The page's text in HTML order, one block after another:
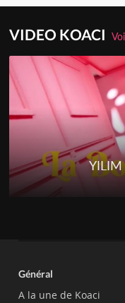
VIDEO KOACI
PLACE
Général
A la une de Koaci